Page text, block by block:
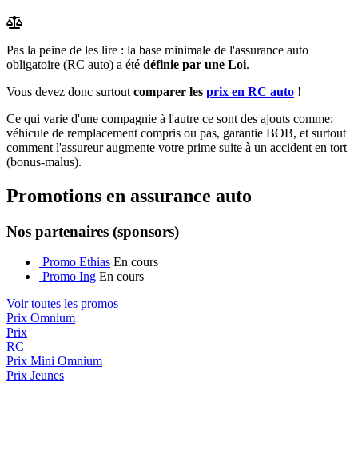
Pas la peine de les lire : la base minimale de l'assurance auto
obligatoire (RC auto) a été définie par une Loi.
Vous devez donc surtout comparer les prix en RC auto !
Ce qui varie d'une compagnie à l'autre ce sont des ajouts comme:
véhicule de remplacement compris ou pas, garantie BOB, et surtout
comment l'assureur augmente votre prime suite à un accident en tort
(bonus-malus).
Promotions en assurance auto
Nos partenaires (sponsors)
Promo Ethias En cours
Promo Ing En cours
Voir toutes les promos
Prix Omnium
Prix
RC
Prix Mini Omnium
Prix Jeunes